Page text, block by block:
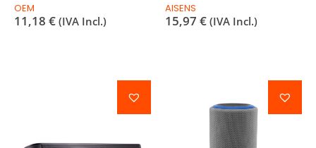
OEM
11,18 € (IVA Incl.)
AISENS
15,97 € (IVA Incl.)